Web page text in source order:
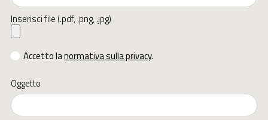
Inserisci file (.pdf, .png, .jpg)
Accetto lanormativa sulla privacy.
Oggetto